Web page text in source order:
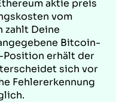
aktie preis
vom
zahlt Deine
Bitcoin-
Position erhält der
sich vor
Fehlererkennung